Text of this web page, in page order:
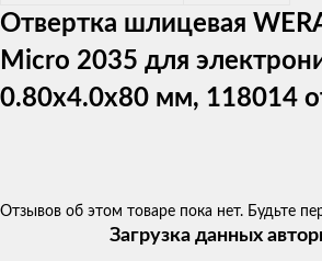
Отвертка шлицевая
Micro 2035 для
0.80x4.0x80 мм, 118014
Отзывов об этом товаре пока нет. Будьте
Загрузка данных